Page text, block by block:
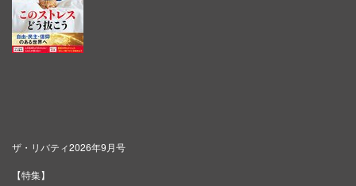
ザ・リバティ2026年9月号
【特集】